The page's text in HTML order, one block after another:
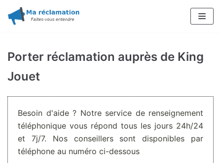
Aller
contenu
Porter réclamation auprès de King
Jouet
Besoin d'aide ? Notre service de renseignement
téléphonique vous répond tous les jours 24h/24
et 7j/7. Nos conseillers sont disponibles par
téléphone au numéro ci-dessous